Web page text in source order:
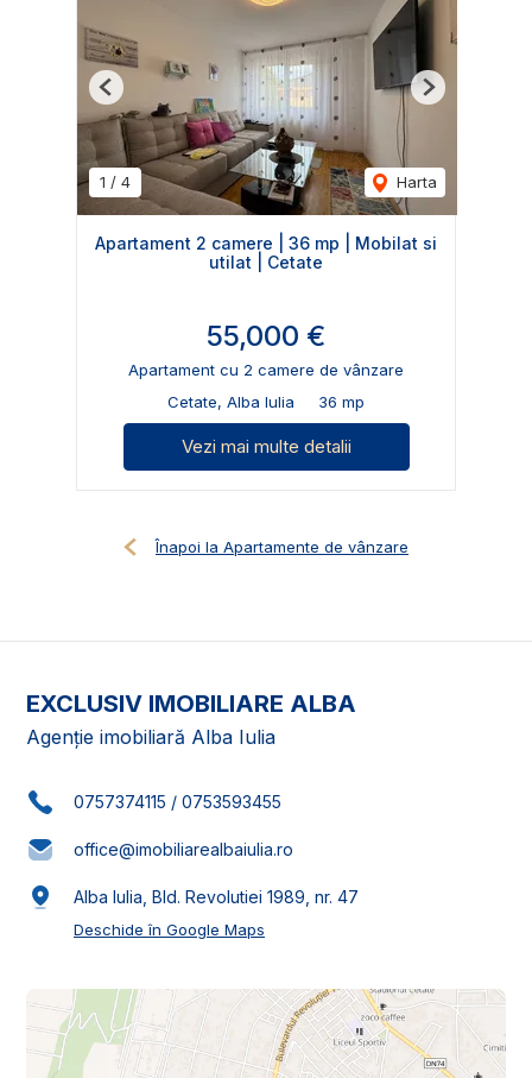
1 / 4 Harta
Previous Next
Apartament 2 camere | 36 mp | Mobilat si
utilat | Cetate
55,000 €
Apartament cu 2 camere de vânzare
Cetate, Alba Iulia
36 mp
Vezi mai multe detalii
Înapoi la Apartamente de vânzare
EXCLUSIV IMOBILIARE ALBA
Agenție imobiliară Alba Iulia
0757374115 / 0753593455
office@imobiliarealbaiulia.ro
Alba Iulia, Bld. Revolutiei 1989, nr. 47
Deschide în Google Maps